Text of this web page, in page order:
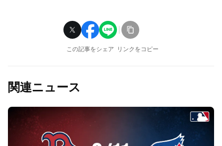
この記事をシェア リンクをコピー
関連ニュース